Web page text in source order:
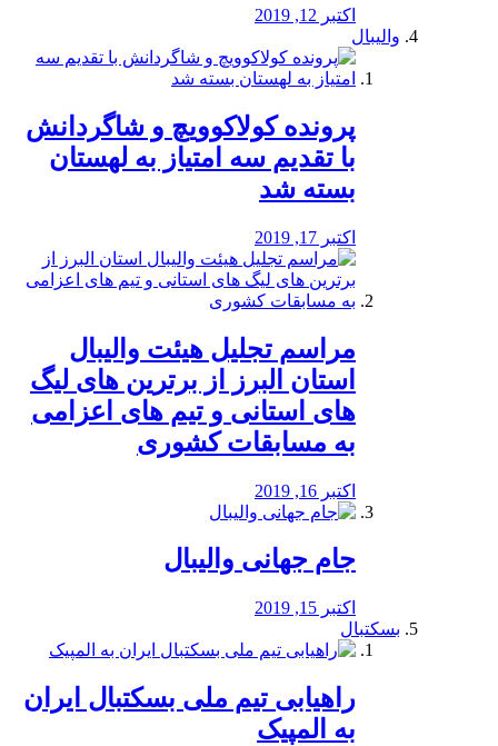
اکتبر 12, 2019
والیبال
پرونده کولاکوویچ و شاگردانش
با تقدیم سه امتیاز به لهستان
بسته شد
اکتبر 17, 2019
مراسم تجلیل هیئت والیبال
استان البرز از برترین های لیگ
های استانی و تیم های اعزامی
به مسابقات کشوری
اکتبر 16, 2019
جام جهانی والیبال
اکتبر 15, 2019
بسکتبال
راهیابی تیم ملی بسکتبال ایران
به المپیک